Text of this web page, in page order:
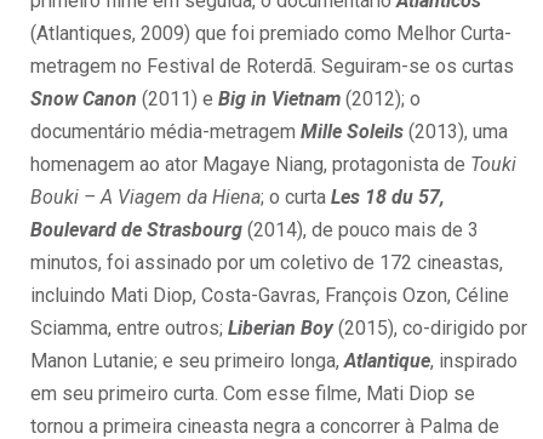
(Atlantiques, 2009) que foi premiado como Melhor Curta-
metragem no Festival de Roterdã. Seguiram-se os curtas
Snow Canon (2011) e Big in Vietnam (2012); o
documentário média-metragem Mille Soleils (2013), uma
homenagem ao ator Magaye Niang, protagonista de Touki
Bouki – A Viagem da Hiena; o curta Les 18 du 57,
Boulevard de Strasbourg (2014), de pouco mais de 3
minutos, foi assinado por um coletivo de 172 cineastas,
incluindo Mati Diop, Costa-Gavras, François Ozon, Céline
Sciamma, entre outros; Liberian Boy(2015), co-dirigido por
Manon Lutanie; e seu primeiro longa,Atlantique, inspirado
em seu primeiro curta. Com esse filme, Mati Diop se
tornou a primeira cineasta negra a concorrer à Palma de